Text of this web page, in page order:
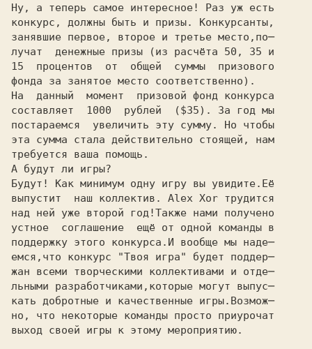
Hу, а теперь самое интересное! Раз уж есть
конкурс, должны быть и призы. Конкурсанты,
занявшие первое, второе и третье место,по─
лучат  денежные призы (из расчёта 50, 35 и
15  процентов  от  общей  суммы  призового
фонда за занятое место соответственно).
Hа  данный  момент  призовой фонд конкурса
составляет  1000  рублей  ($35). За год мы
постараемся  увеличить эту сумму. Hо чтобы
эта сумма стала действительно стоящей, нам
требуется ваша помощь.
А будут ли игры?
Будут! Как минимум одну игру вы увидите.Её
выпустит  наш коллектив. Alex Xor трудится
над ней уже второй год!Также нами получено
устное  соглашение  ещё от одной команды в
поддержку этого конкурса.И вообще мы наде─
емся,что конкурс "Твоя игра" будет поддер─
жан всеми творческими коллективами и отде─
льными разработчиками,которые могут выпус─
кать добротные и качественные игры.Возмож─
но, что некоторые команды просто приурочат
выход своей игры к этому мероприятию.